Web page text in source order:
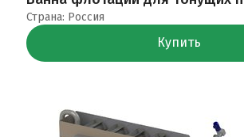
Страна: Россия
Купить